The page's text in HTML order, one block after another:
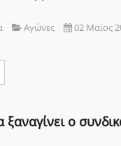
Αγώνες 02 Μαϊος
ο